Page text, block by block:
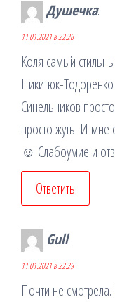
Душечка:
11.01.2021 в 22:28
Коля самый
Никитюк-
Синельников
просто жуть. И мне
☺ Слабоумие и
Ответить
Gull:
11.01.2021 в 22:29
Почти не